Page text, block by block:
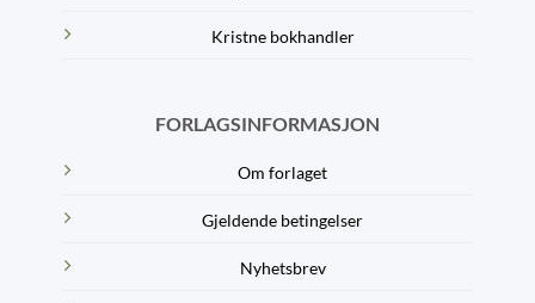
Kristne bokhandler
FORLAGSINFORMASJON
Om forlaget
Gjeldende betingelser
Nyhetsbrev